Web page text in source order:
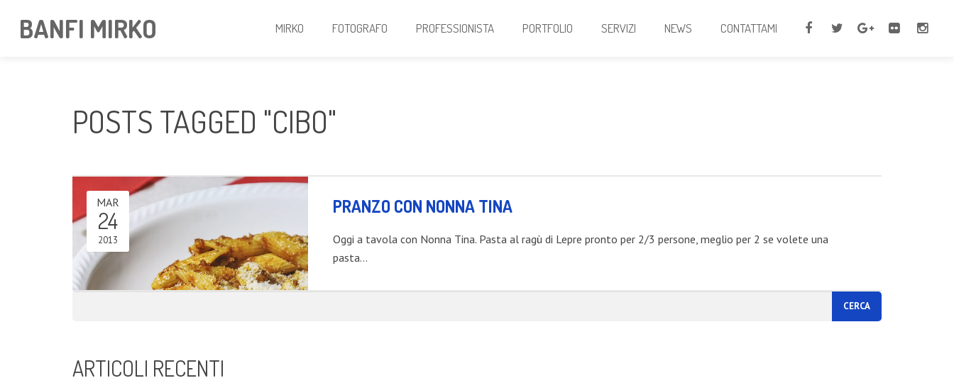
BANFI MIRKO MIRKO FOTOGRAFO PROFESSIONISTA PORTFOLIO SERVIZI NEWS CONTATTAMI
POSTS TAGGED "CIBO"
PRANZO CON NONNA TINA
MAR
24
2013
Oggi a tavola con Nonna Tina. Pasta al ragù di Lepre pronto per 2/3 persone, meglio per 2 se volete una
pasta…
ARTICOLI RECENTI